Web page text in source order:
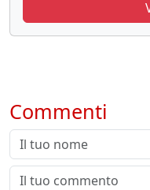
Commenti